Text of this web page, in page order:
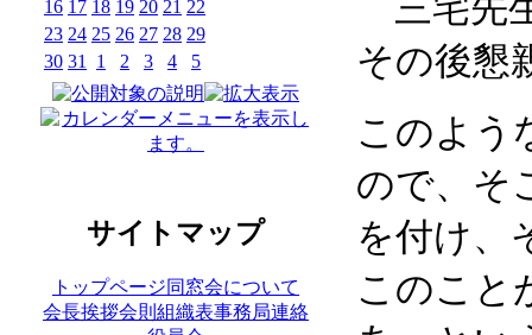
16 17 18 19 20 21 22
23 24 25 26 27 28 29
30 31 1 2 3 4 5
サイトマップ
トップページ同窓会について
会長挨拶会則 組織表事務局連絡
その後懇
このよう
ので、そ
を付け、
このこと